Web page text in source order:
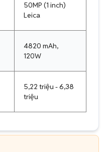
50MP (1 inch)
Leica
4820 mAh,
120W
5,22 triệu - 6,38
triệu